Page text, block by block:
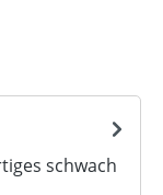
schwach